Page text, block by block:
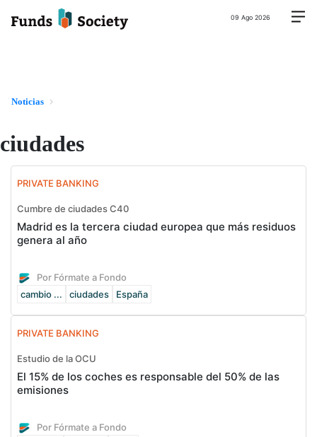
09 Ago 2026
Noticias
ciudades
PRIVATE BANKING
Cumbre de ciudades C40
Madrid es la tercera ciudad europea que más residuos
genera al año
Por Fórmate a Fondo
cambio ...
ciudades España
PRIVATE BANKING
Estudio de la OCU
El 15% de los coches es responsable del 50% de las
emisiones
Por Fórmate a Fondo